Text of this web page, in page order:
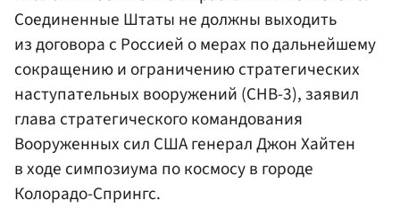
Соединенные Штаты не должны выходить
из договора с Россией о мерах по дальнейшему
сокращению и ограничению стратегических
наступательных вооружений (СНВ-3), заявил
глава стратегического командования
Вооруженных сил США генерал Джон Хайтен
в ходе симпозиума по космосу в городе
Колорадо-Спрингс.